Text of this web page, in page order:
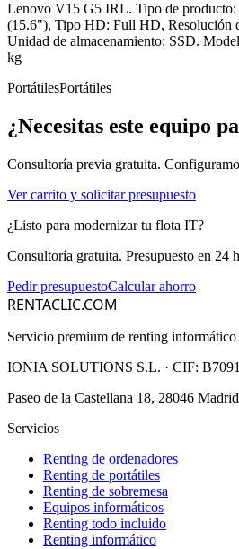
Lenovo V15 G5 IRL. Tipo de
(15.6"), Tipo HD: Full HD, Resolución
Unidad de almacenamiento: SSD.
kg
PortátilesPortátiles
¿Necesitas este equipo
Consultoría previa gratuita.
Ver carrito y solicitar presupuesto
¿Listo para modernizar tu flota IT?
Consultoría gratuita. Presupuesto en 24
Pedir presupuestoCalcular ahorro
RENTACLIC.COM
Servicio premium de renting
IONIA SOLUTIONS S.L. · CIF:
Paseo de la Castellana 18, 28046 Madrid
Servicios
Renting de ordenadores
Renting de portátiles
Renting de sobremesa
Equipos informáticos
Renting todo incluido
Renting informático